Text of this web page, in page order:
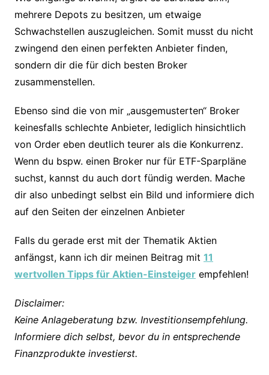
mehrere Depots zu besitzen, um etwaige
Schwachstellen auszugleichen. Somit musst du nicht
zwingend den einen perfekten Anbieter finden,
sondern dir die für dich besten Broker
zusammenstellen.
Ebenso sind die von mir „ausgemusterten“ Broker
keinesfalls schlechte Anbieter, lediglich hinsichtlich
von Order eben deutlich teurer als die Konkurrenz.
Wenn du bspw. einen Broker nur für ETF-Sparpläne
suchst, kannst du auch dort fündig werden. Mache
dir also unbedingt selbst ein Bild und informiere dich
auf den Seiten der einzelnen Anbieter
Falls du gerade erst mit der Thematik Aktien
anfängst, kann ich dir meinen Beitrag mit 11
wertvollen Tipps für Aktien-Einsteigerempfehlen!
Disclaimer:
Keine Anlageberatung bzw. Investitionsempfehlung.
Informiere dich selbst, bevor du in entsprechende
Finanzprodukte investierst.